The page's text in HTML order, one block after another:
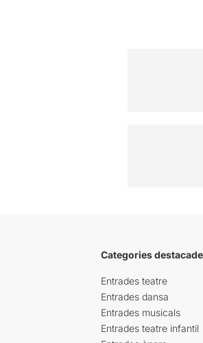
Categories
Entrades teatre
Entrades dansa
Entrades musicals
Entrades teatre infantil